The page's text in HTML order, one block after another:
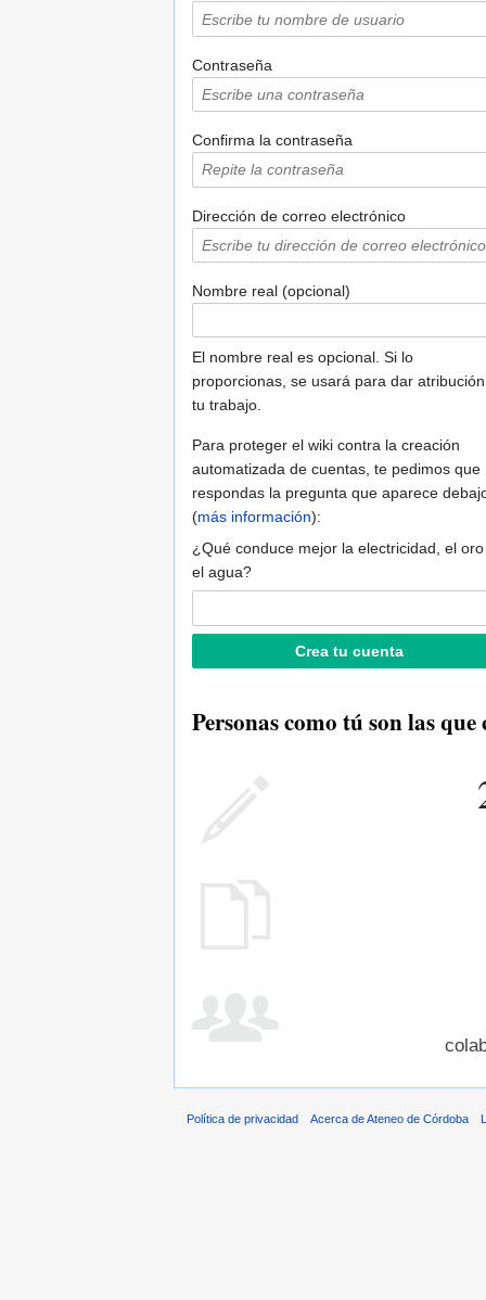
Contraseña
Confirma la contraseña
Dirección de correo electrónico
Nombre real (opcional)
El nombre real es opcional. Si lo
proporcionas, se usará para dar
tu trabajo.
Para proteger el wiki contra la creación
automatizada de cuentas, te pedimos que
respondas la pregunta que aparece
(más información):
¿Qué conduce mejor la electricidad, el
el agua?
Personas como tú son las
Política de privacidad Acerca de Ateneo de Córdoba